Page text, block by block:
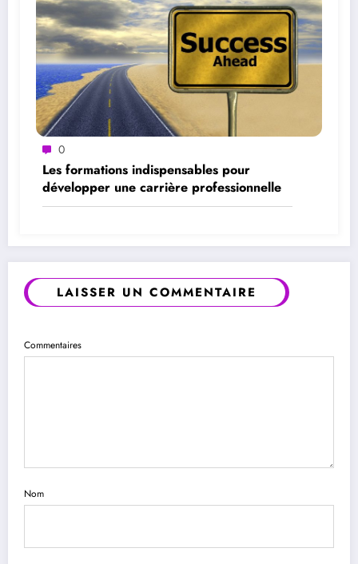
0
Les formations indispensables pour
développer une carrière professionnelle
LAISSER UN COMMENTAIRE
Commentaires
Nom